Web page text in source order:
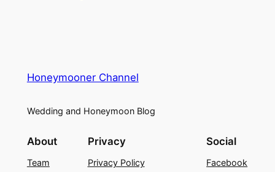
Honeymooner Channel
Wedding and Honeymoon Blog
About
Team
Privacy
Privacy Policy
Social
Facebook